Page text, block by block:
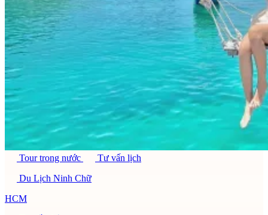
Tour trong nước
Tư vấn lịch
Du Lịch Ninh Chữ
HCM